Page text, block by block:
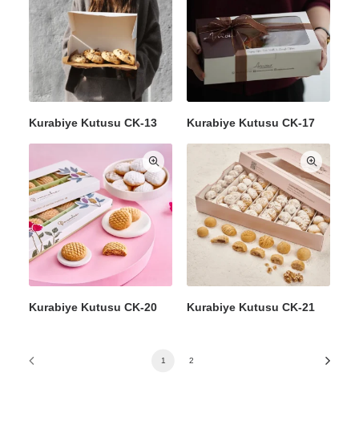
Kurabiye Kutusu CK-13 Kurabiye Kutusu CK-17
Kurabiye Kutusu CK-20 Kurabiye Kutusu CK-21
1 2